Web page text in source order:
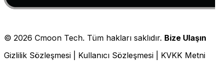
© 2026 Cmoon Tech. Tüm hakları saklıdır. Bize Ulaşın
Gizlilik Sözleşmesi
Kullanıcı Sözleşmesi KVKK Metni